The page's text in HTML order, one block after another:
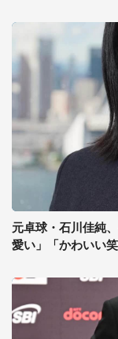
元卓球・石川佳純
愛い」「かわいい